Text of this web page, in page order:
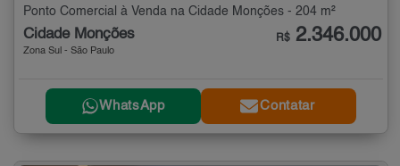
Ponto Comercial à Venda na Cidade Monções - 204 m²
Cidade Monções
Zona Sul - São Paulo
R$ 2.346.000
WhatsApp Contatar